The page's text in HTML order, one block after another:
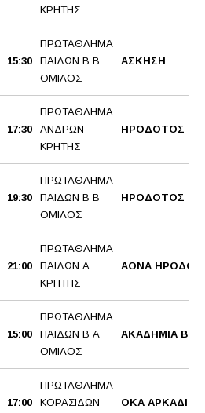
ΚΡΗΤΗΣ
15:30
ΠΡΩΤΑΘΛΗΜΑ
ΠΑΙΔΩΝ Β Β
ΟΜΙΛΟΣ
ΑΣΚΗΣΗ
17:30
ΠΡΩΤΑΘΛΗΜΑ
ΑΝΔΡΩΝ
ΚΡΗΤΗΣ
ΗΡΟΔΟΤΟΣ
19:30
ΠΡΩΤΑΘΛΗΜΑ
ΠΑΙΔΩΝ Β Β
ΟΜΙΛΟΣ
ΗΡΟΔΟΤΟΣ 2
21:00
ΠΡΩΤΑΘΛΗΜΑ
ΠΑΙΔΩΝ Α
ΚΡΗΤΗΣ
ΑΟΝΑ
15:00
ΠΡΩΤΑΘΛΗΜΑ
ΠΑΙΔΩΝ Β Α
ΟΜΙΛΟΣ
ΑΚΑΔΗΜΙΑ BC
17:00
ΠΡΩΤΑΘΛΗΜΑ
ΚΟΡΑΣΙΔΩΝ
ΟΚΑ ΑΡΚΑΔΙ